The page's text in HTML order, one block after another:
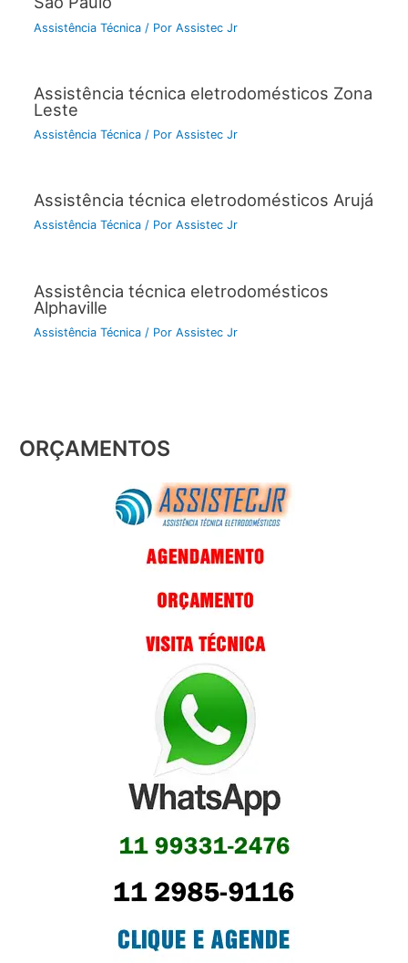
Assistência Técnica/ Por Assistec Jr
Assistência técnica eletrodomésticos Zona
Leste
Assistência Técnica/ Por Assistec Jr
Assistência técnica eletrodomésticos Arujá
Assistência Técnica/ Por Assistec Jr
Assistência técnica eletrodomésticos
Alphaville
Assistência Técnica/ Por Assistec Jr
ORÇAMENTOS